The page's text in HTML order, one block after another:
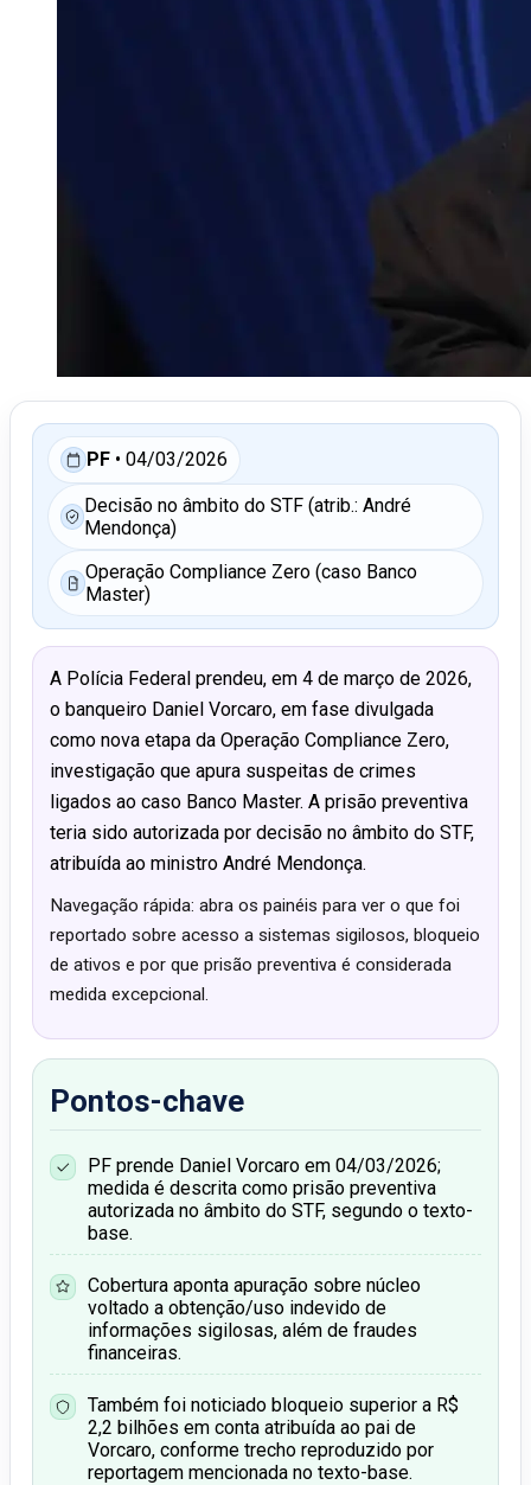
PF • 04/03/2026
Decisão no âmbito do STF (atrib.: André
Mendonça)
Operação Compliance Zero (caso Banco
Master)
A Polícia Federal prendeu, em 4 de março de 2026,
o banqueiro Daniel Vorcaro, em fase divulgada
como nova etapa da Operação Compliance Zero,
investigação que apura suspeitas de crimes
ligados ao caso Banco Master. A prisão preventiva
teria sido autorizada por decisão no âmbito do STF,
atribuída ao ministro André Mendonça.
Navegação rápida: abra os painéis para ver o que foi
reportado sobre acesso a sistemas sigilosos, bloqueio
de ativos e por que prisão preventiva é considerada
medida excepcional.
Pontos-chave
PF prende Daniel Vorcaro em 04/03/2026;
medida é descrita como prisão preventiva
autorizada no âmbito do STF, segundo o texto-
base.
Cobertura aponta apuração sobre núcleo
voltado a obtenção/uso indevido de
informações sigilosas, além de fraudes
financeiras.
Também foi noticiado bloqueio superior a R$
2,2 bilhões em conta atribuída ao pai de
Vorcaro, conforme trecho reproduzido por
reportagem mencionada no texto-base.